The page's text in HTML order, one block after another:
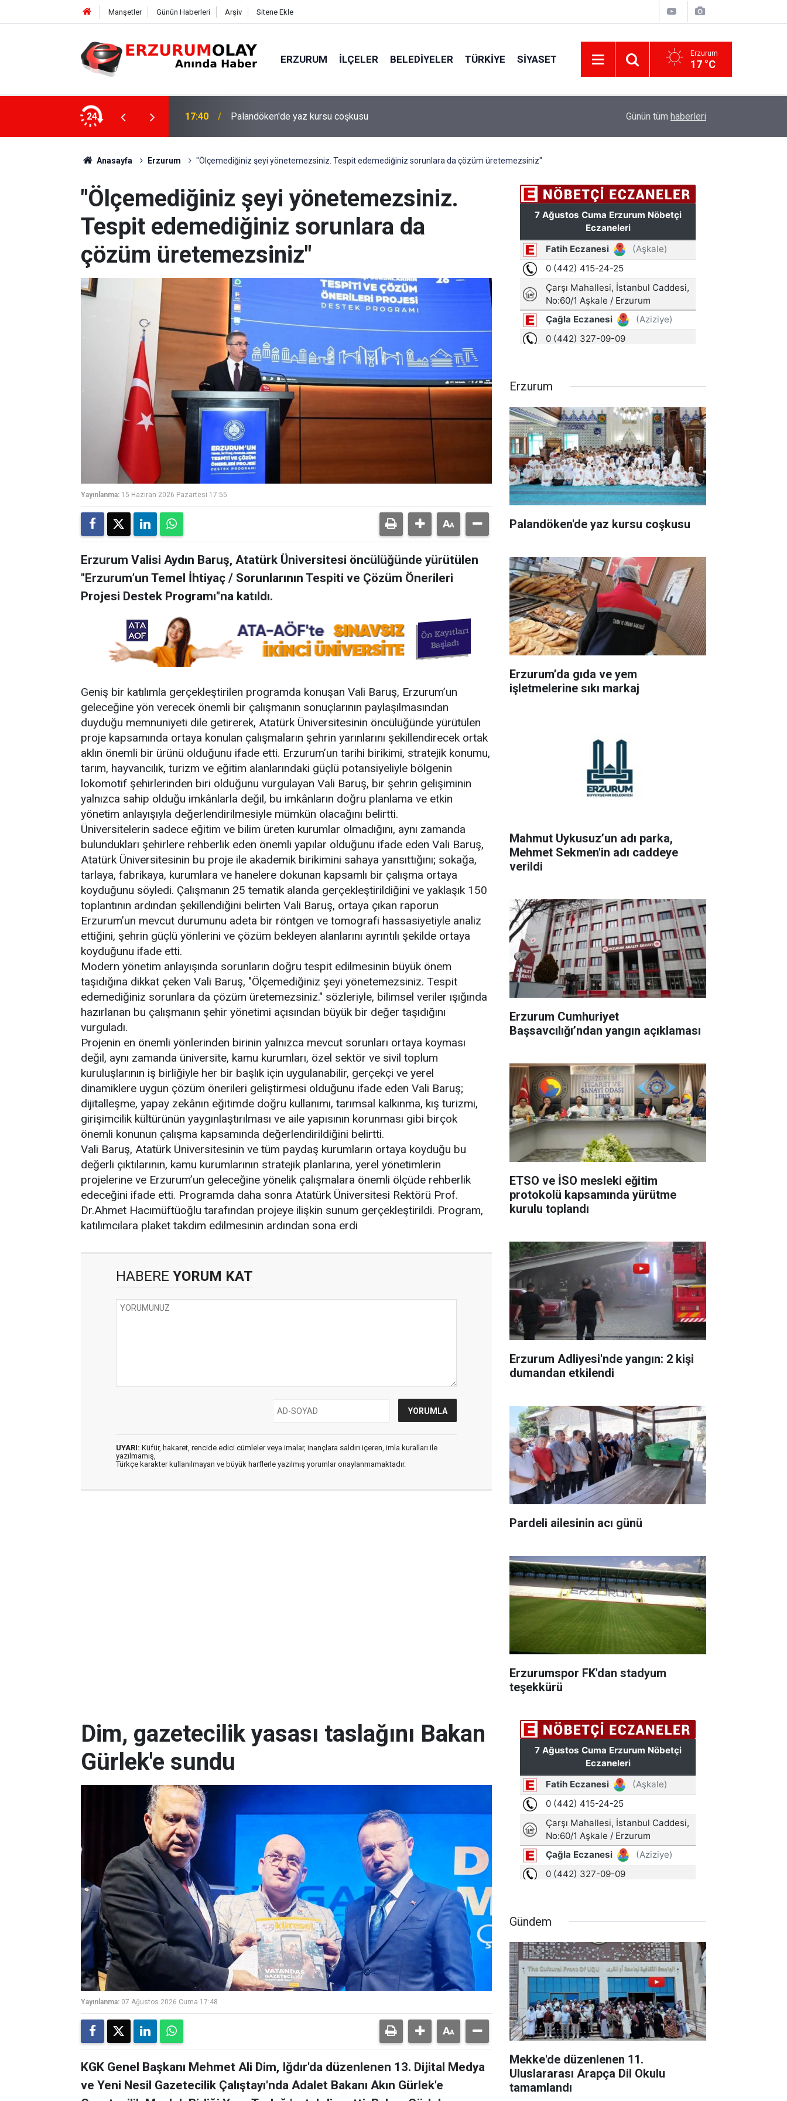
Manşetler Günün Haberleri Arşiv Sitene Ekle
ERZURUM İLÇELER BELEDIYELER TÜRKIYE SIYASET Erzurum
17 °C
24 17:37 TÜBİTAK desteği aldı Erzurum’da gıda ve yem işletmelerine sıkı
Günün tüm haberleri
Anasayfa Erzurum "Ölçemediğiniz şeyi yönetemezsiniz. Tespit edemediğiniz sorunlara da çözüm üretemezsiniz"
"Ölçemediğiniz şeyi yönetemezsiniz.
Tespit edemediğiniz sorunlara da
çözüm üretemezsiniz"
Yayınlanma: 15 Haziran 2026 Pazartesi 17:55
Erzurum Valisi Aydın Baruş, Atatürk Üniversitesi öncülüğünde yürütülen
"Erzurum’un Temel İhtiyaç / Sorunlarının Tespiti ve Çözüm Önerileri
Projesi Destek Programı"na katıldı.
Geniş bir katılımla gerçekleştirilen programda konuşan Vali Baruş, Erzurum’un
geleceğine yön verecek önemli bir çalışmanın sonuçlarının paylaşılmasından
duyduğu memnuniyeti dile getirerek, Atatürk Üniversitesinin öncülüğünde yürütülen
proje kapsamında ortaya konulan çalışmaların şehrin yarınlarını şekillendirecek ortak
aklın önemli bir ürünü olduğunu ifade etti. Erzurum’un tarihi birikimi, stratejik konumu,
tarım, hayvancılık, turizm ve eğitim alanlarındaki güçlü potansiyeliyle bölgenin
lokomotif şehirlerinden biri olduğunu vurgulayan Vali Baruş, bir şehrin gelişiminin
yalnızca sahip olduğu imkânlarla değil, bu imkânların doğru planlama ve etkin
yönetim anlayışıyla değerlendirilmesiyle mümkün olacağını belirtti.
Üniversitelerin sadece eğitim ve bilim üreten kurumlar olmadığını, aynı zamanda
bulundukları şehirlere rehberlik eden önemli yapılar olduğunu ifade eden Vali Baruş,
Atatürk Üniversitesinin bu proje ile akademik birikimini sahaya yansıttığını; sokağa,
tarlaya, fabrikaya, kurumlara ve hanelere dokunan kapsamlı bir çalışma ortaya
koyduğunu söyledi. Çalışmanın 25 tematik alanda gerçekleştirildiğini ve yaklaşık 150
toplantının ardından şekillendiğini belirten Vali Baruş, ortaya çıkan raporun
Erzurum’un mevcut durumunu adeta bir röntgen ve tomografi hassasiyetiyle analiz
ettiğini, şehrin güçlü yönlerini ve çözüm bekleyen alanlarını ayrıntılı şekilde ortaya
koyduğunu ifade etti.
Modern yönetim anlayışında sorunların doğru tespit edilmesinin büyük önem
taşıdığına dikkat çeken Vali Baruş, "Ölçemediğiniz şeyi yönetemezsiniz. Tespit
edemediğiniz sorunlara da çözüm üretemezsiniz." sözleriyle, bilimsel veriler ışığında
hazırlanan bu çalışmanın şehir yönetimi açısından büyük bir değer taşıdığını
vurguladı.
Projenin en önemli yönlerinden birinin yalnızca mevcut sorunları ortaya koyması
değil, aynı zamanda üniversite, kamu kurumları, özel sektör ve sivil toplum
kuruluşlarının iş birliğiyle her bir başlık için uygulanabilir, gerçekçi ve yerel
dinamiklere uygun çözüm önerileri geliştirmesi olduğunu ifade eden Vali Baruş;
dijitalleşme, yapay zekânın eğitimde doğru kullanımı, tarımsal kalkınma, kış turizmi,
girişimcilik kültürünün yaygınlaştırılması ve aile yapısının korunması gibi birçok
önemli konunun çalışma kapsamında değerlendirildiğini belirtti.
Vali Baruş, Atatürk Üniversitesinin ve tüm paydaş kurumların ortaya koyduğu bu
değerli çıktılarının, kamu kurumlarının stratejik planlarına, yerel yönetimlerin
projelerine ve Erzurum’un geleceğine yönelik çalışmalara önemli ölçüde rehberlik
edeceğini ifade etti. Programda daha sonra Atatürk Üniversitesi Rektörü Prof.
Dr.Ahmet Hacımüftüoğlu tarafından projeye ilişkin sunum gerçekleştirildi. Program,
katılımcılara plaket takdim edilmesinin ardından sona erdi
HABERE YORUM KAT
UYARI: Küfür, hakaret, rencide edici cümleler veya imalar, inançlara saldırı içeren, imla kuralları ile
yazılmamış,
Türkçe karakter kullanılmayan ve büyük harflerle yazılmış yorumlar onaylanmamaktadır.
Erzurum
Palandöken'de yaz kursu coşkusu
Erzurum’da gıda ve yem
işletmelerine sıkı markaj
Mahmut Uykusuz’un adı parka,
Mehmet Sekmen'in adı caddeye
verildi
Erzurum Cumhuriyet
Başsavcılığı’ndan yangın açıklaması
ETSO ve İSO mesleki eğitim
protokolü kapsamında yürütme
kurulu toplandı
Erzurum Adliyesi'nde yangın: 2 kişi
dumandan etkilendi
Pardeli ailesinin acı günü
Erzurumspor FK'dan stadyum
teşekkürü
Dim, gazetecilik yasası taslağını Bakan
Gürlek'e sundu
Yayınlanma: 07 Ağustos 2026 Cuma 17:48
KGK Genel Başkanı Mehmet Ali Dim, Iğdır'da düzenlenen 13. Dijital Medya
ve Yeni Nesil Gazetecilik Çalıştayı'nda Adalet Bakanı Akın Gürlek'e
Gündem
Mekke'de düzenlenen 11.
Uluslararası Arapça Dil Okulu
tamamlandı